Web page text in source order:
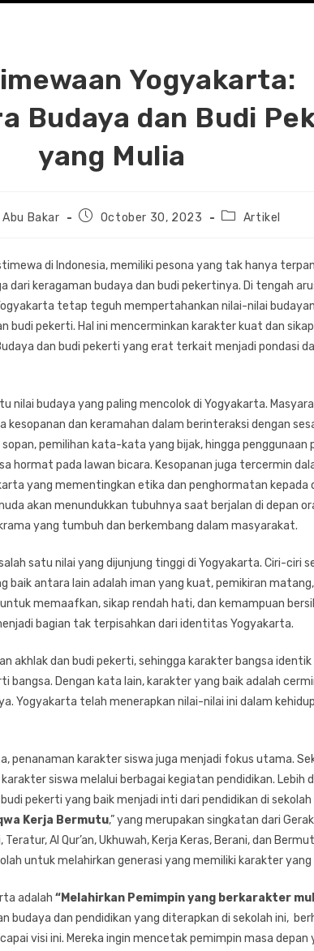
Yogyakarta:
Budaya dan Budi
yang Mulia
Abu Bakar
PostOctober 30, 2023
PostArtikel
di Indonesia, memiliki pesona yang tak hanya
dari keragaman budaya dan budi pekertinya. Di tengah
tetap teguh mempertahankan nilai-nilai
budi pekerti. Hal ini mencerminkan karakter kuat dan
dan budi pekerti yang erat terkait menjadi pondasi
nilai budaya yang paling mencolok di Yogyakarta.
kesopanan dan keramahan dalam berinteraksi dengan
pemilihan kata-kata yang bijak, hingga penggunaan
hormat pada lawan bicara. Kesopanan juga tercermin
yang mementingkan etika dan penghormatan kepada
akan menundukkan tubuhnya saat berjalan di depan
yang tumbuh dan berkembang dalam masyarakat.
satu nilai yang dijunjung tinggi di Yogyakarta. Ciri-ciri
baik antara lain adalah iman yang kuat, pemikiran
memaafkan, sikap rendah hati, dan kemampuan
bagian tak terpisahkan dari identitas Yogyakarta.
akhlak dan budi pekerti, sehingga karakter bangsa identik
bangsa. Dengan kata lain, karakter yang baik adalah
Yogyakarta telah menerapkan nilai-nilai ini dalam
penanaman karakter siswa juga menjadi fokus utama.
siswa melalui berbagai kegiatan pendidikan. Lebih
pekerti yang baik menjadi inti dari pendidikan di sekolah
Kerja Bermutu,” yang merupakan singkatan dari
Al Qur’an, Ukhuwah, Kerja Keras, Berani, dan
untuk melahirkan generasi yang memiliki karakter yang
adalah “Melahirkan Pemimpin yang berkarakter
budaya dan pendidikan yang diterapkan di sekolah ini,
visi ini. Mereka ingin mencetak pemimpin masa depan